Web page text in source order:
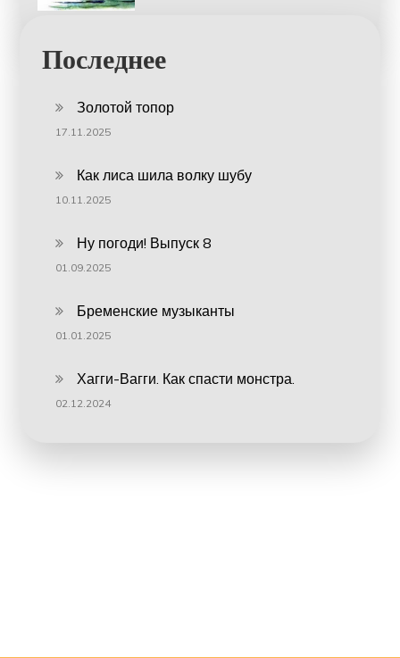
Последнее
Золотой топор
17.11.2025
Как лиса шила волку шубу
10.11.2025
Ну погоди! Выпуск 8
01.09.2025
Бременские музыканты
01.01.2025
Хагги-Вагги. Как спасти монстра.
02.12.2024